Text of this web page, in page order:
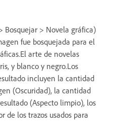
Bosquejar > Novela gráfica)
fue bosquejada para el
arte de novelas
y blanco y negro.Los
incluyen la cantidad
(Oscuridad), la cantidad
(Aspecto limpio), los
de los trazos usados para